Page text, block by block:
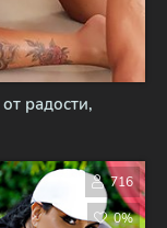
радости,
716
0%